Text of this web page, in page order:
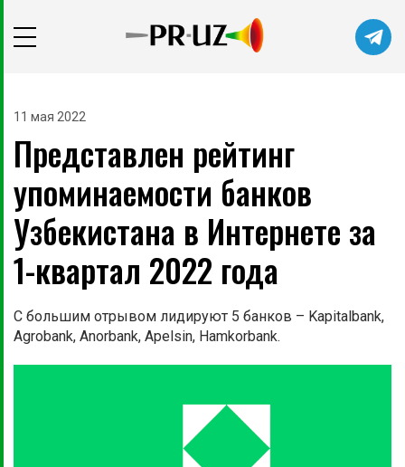
Не сейчас Подписаться
11 мая 2022
Представлен рейтинг
упоминаемости банков
Узбекистана в Интернете за
1-квартал 2022 года
С большим отрывом лидируют 5 банков – Kapitalbank,
Agrobank, Anorbank, Apelsin, Hamkorbank.